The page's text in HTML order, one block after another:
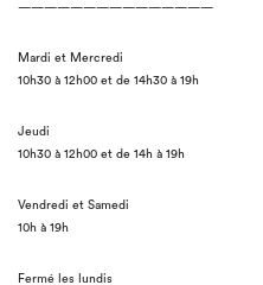
———————————————
Mardi et Mercredi
10h30 à 12h00 et de 14h30 à 19h
Jeudi
10h30 à 12h00 et de 14h à 19h
Vendredi et Samedi
10h à 19h
Fermé les lundis